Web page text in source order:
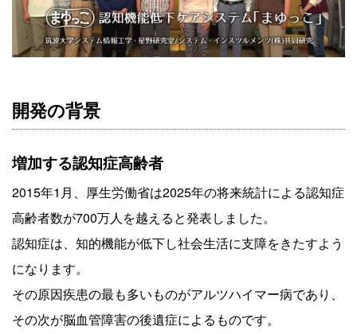
開発の背景
増加する認知症高齢者
2015年1月、厚生労働省は2025年の将来統計による認知症
高齢者数が700万人を越えると発表しました。
認知症は、知的機能が低下し社会生活に支障をきたすよう
になります。
その原因疾患の最も多いものがアルツハイマー病であり、
その次が脳血管障害の後遺症によるものです。